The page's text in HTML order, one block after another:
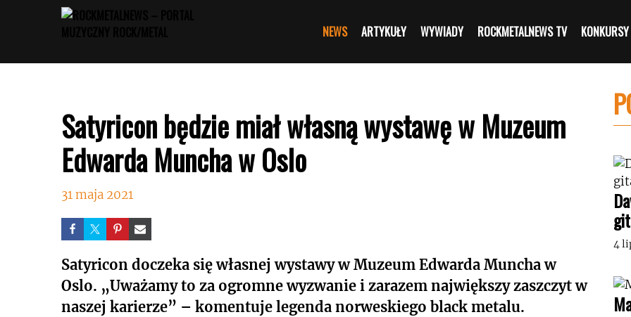
NEWS ARTYKUŁY WYWIADY ROCKMETALNEWS TV KONKURSY
Satyricon będzie miał własną wystawę w Muzeum
Edwarda Muncha w Oslo
31 maja 2021
Satyricon doczeka się własnej wystawy w Muzeum Edwarda Muncha w
Oslo. „Uważamy to za ogromne wyzwanie i zarazem największy zaszczyt w
naszej karierze” – komentuje legenda norweskiego black metalu.
4